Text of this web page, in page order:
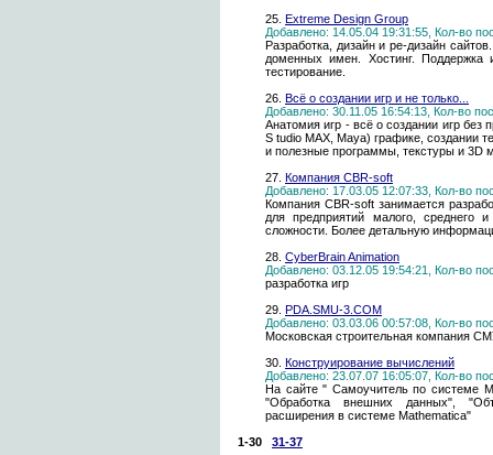
25. Extreme Design Group
Добавлено: 14.05.04 19:31:55, Кол-во
Разработка, дизайн и ре-дизайн
доменных имен. Хостинг. Поддержка
тестирование.
26. Всё о создании игр и не только...
Добавлено: 30.11.05 16:54:13, Кол-во
Анатомия игр - всё о создании игр без
S tudio MAX, Maya) графике, создании
и полезные программы, текстуры и 3D
27. Компания CBR-soft
Добавлено: 17.03.05 12:07:33, Кол-во
Компания CBR-soft занимается
для предприятий малого, среднего
сложности. Более детальную
28. CyberBrain Animation
Добавлено: 03.12.05 19:54:21, Кол-во
разработка игр
29. PDA.SMU-3.COM
Добавлено: 03.03.06 00:57:08, Кол-во
Московская строительная компания
30. Конструирование вычислений
Добавлено: 23.07.07 16:05:07, Кол-во
На сайте " Самоучитель по системе
"Обработка внешних данных",
расширения в системе Mathematica"
1-30
31-37